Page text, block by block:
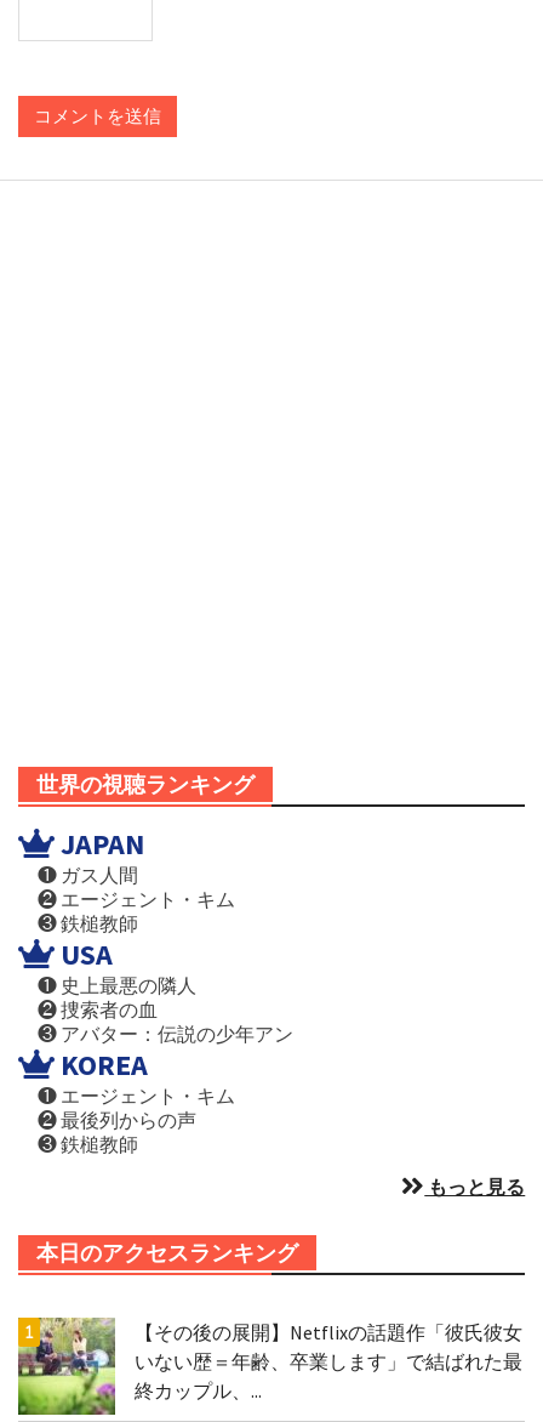
世界の視聴ランキング
JAPAN
❶ ガス人間
❷ エージェント・キム
❸ 鉄槌教師
USA
❶ 史上最悪の隣人
❷ 捜索者の血
❸ アバター：伝説の少年アン
KOREA
❶ エージェント・キム
❷ 最後列からの声
❸ 鉄槌教師
もっと見る
本日のアクセスランキング
【その後の展開】Netflixの話題作「彼氏彼女
いない歴＝年齢、卒業します」で結ばれた最
終カップル、...